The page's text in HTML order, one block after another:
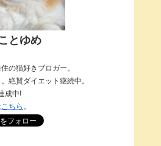
とゆめ
の猫好きブロガー。
絶賛ダイエット継続中。
成中!
こちら 。